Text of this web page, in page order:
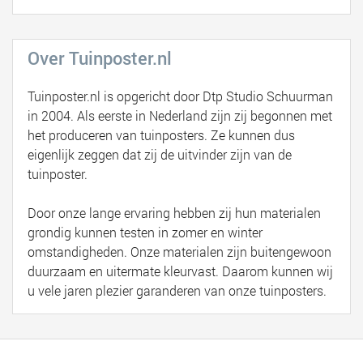
Over Tuinposter.nl
Tuinposter.nl is opgericht door Dtp Studio Schuurman
in 2004. Als eerste in Nederland zijn zij begonnen met
het produceren van tuinposters. Ze kunnen dus
eigenlijk zeggen dat zij de uitvinder zijn van de
tuinposter.
Door onze lange ervaring hebben zij hun materialen
grondig kunnen testen in zomer en winter
omstandigheden. Onze materialen zijn buitengewoon
duurzaam en uitermate kleurvast. Daarom kunnen wij
u vele jaren plezier garanderen van onze tuinposters.